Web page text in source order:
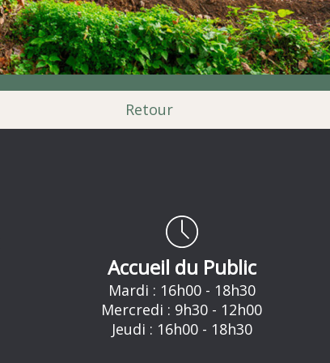
Retour
Accueil du Public
Mardi : 16h00 - 18h30
Mercredi : 9h30 - 12h00
Jeudi : 16h00 - 18h30